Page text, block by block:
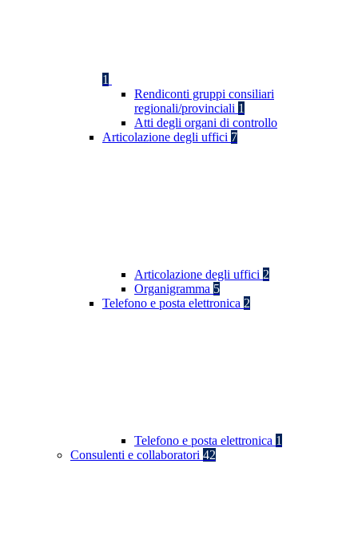
1
Rendiconti gruppi consiliari
regionali/provinciali 1
Atti degli organi di controllo
Articolazione degli uffici 7
Articolazione degli uffici 2
Organigramma 5
Telefono e posta elettronica 2
Telefono e posta elettronica 1
Consulenti e collaboratori 42